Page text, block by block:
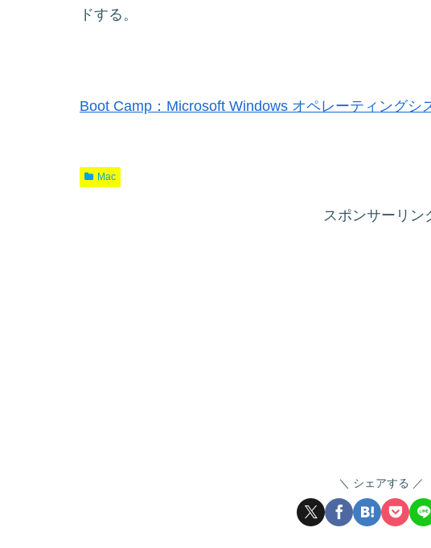
ドする。
Boot Camp：Microsoft Windows オペレーティングシ
Mac
スポンサーリン
シェアする